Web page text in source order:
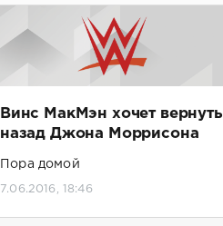
Винс МакМэн хочет вернуть
назад Джона Моррисона
Пора домой
7.06.2016, 18:46